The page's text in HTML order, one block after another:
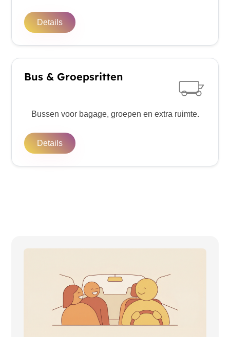
Details
Bus & Groepsritten
Bussen voor bagage, groepen en extra ruimte.
Details